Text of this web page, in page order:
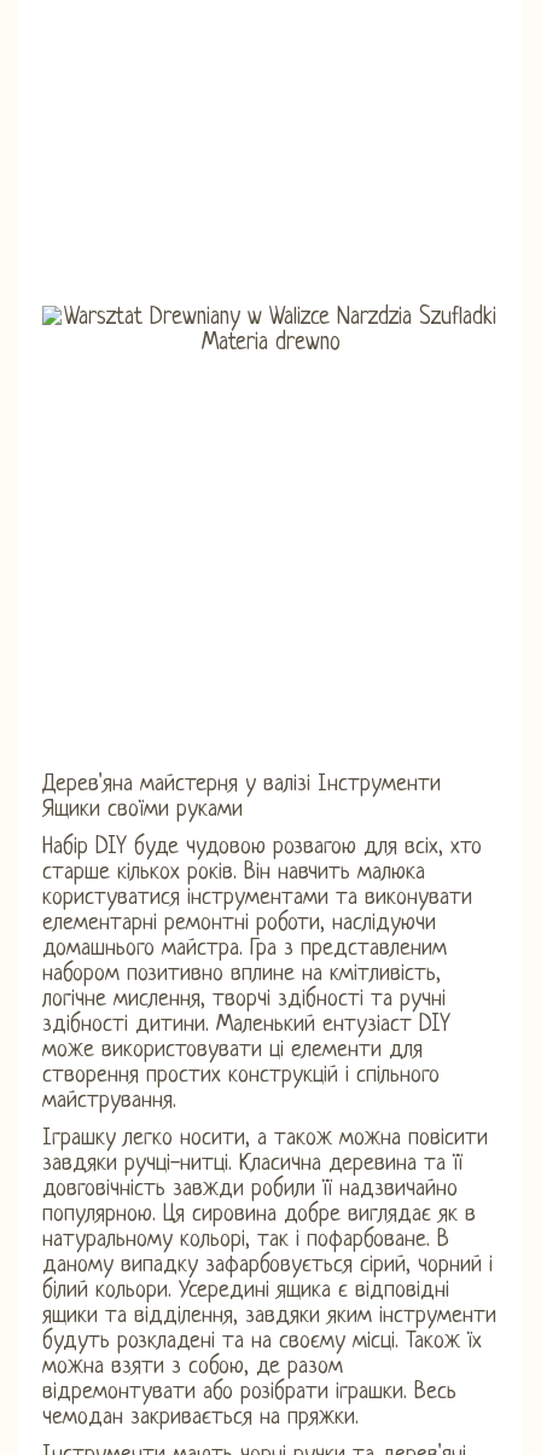
Дерев'яна майстерня у валізі Інструменти
Ящики своїми руками
Набір DIY буде чудовою розвагою для всіх, хто
старше кількох років. Він навчить малюка
користуватися інструментами та виконувати
елементарні ремонтні роботи, наслідуючи
домашнього майстра. Гра з представленим
набором позитивно вплине на кмітливість,
логічне мислення, творчі здібності та ручні
здібності дитини. Маленький ентузіаст DIY
може використовувати ці елементи для
створення простих конструкцій і спільного
майстрування.
Іграшку легко носити, а також можна повісити
завдяки ручці-нитці. Класична деревина та її
довговічність завжди робили її надзвичайно
популярною. Ця сировина добре виглядає як в
натуральному кольорі, так і пофарбоване. В
даному випадку зафарбовується сірий, чорний і
білий кольори. Усередині ящика є відповідні
ящики та відділення, завдяки яким інструменти
будуть розкладені та на своєму місці. Також їх
можна взяти з собою, де разом
відремонтувати або розібрати іграшки. Весь
чемодан закривається на пряжки.